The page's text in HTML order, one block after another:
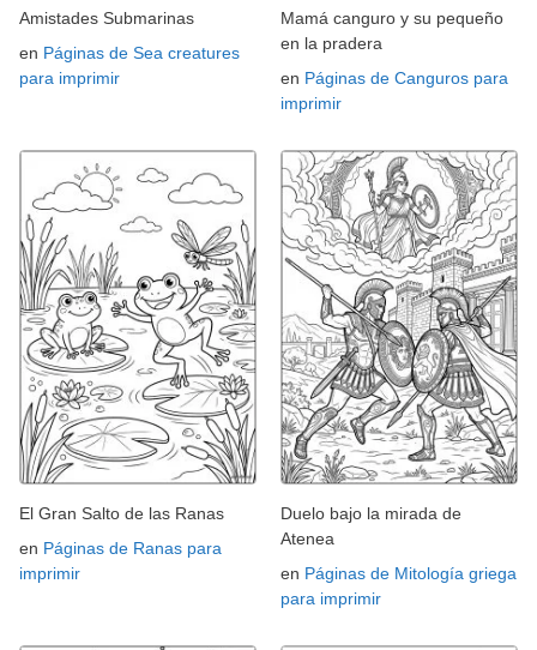
Amistades Submarinas
en Páginas de Sea creatures
para imprimir
Mamá canguro y su pequeño
en la pradera
en Páginas de Canguros para
imprimir
El Gran Salto de las Ranas
en Páginas de Ranas para
imprimir
Duelo bajo la mirada de
Atenea
en Páginas de Mitología griega
para imprimir